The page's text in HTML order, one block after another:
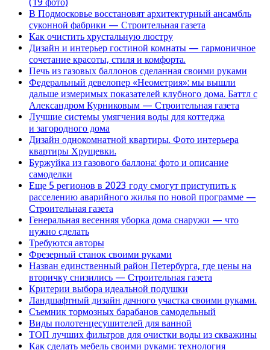
В Подмосковье восстановят архитектурный ансамбль
суконной фабрики — Строительная газета
Как очистить хрустальную люстру
Дизайн и интерьер гостиной комнаты — гармоничное
сочетание красоты, стиля и комфорта.
Печь из газовых баллонов сделанная своими руками
Федеральный девелопер «Неометрия»: мы вышли
дальше измеримых показателей клубного дома. Баттл с
Александром Курниковым — Строительная газета
Лучшие системы умягчения воды для коттеджа
и загородного дома
Дизайн однокомнатной квартиры. Фото интерьера
квартиры Хрущевки.
Буржуйка из газового баллона: фото и описание
самоделки
Еще 5 регионов в 2023 году смогут приступить к
расселению аварийного жилья по новой программе —
Строительная газета
Генеральная весенняя уборка дома снаружи — что
нужно сделать
Требуются авторы
Фрезерный станок своими руками
Назван единственный район Петербурга, где цены на
вторичку снизились — Строительная газета
Критерии выбора идеальной подушки
Ландшафтный дизайн дачного участка своими руками.
Съемник тормозных барабанов самодельный
Виды полотенцесушителей для ванной
ТОП лучших фильтров для очистки воды из скважины
Как сделать мебель своими руками: технология